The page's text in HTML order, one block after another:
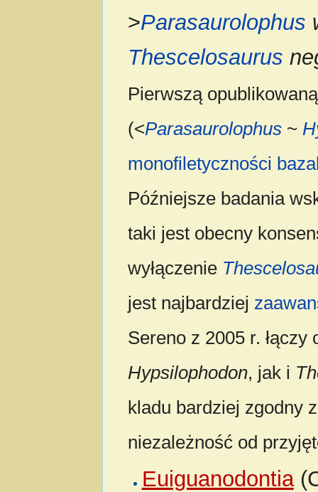
>Parasaurolophus
Thescelosaurus
Pierwszą
(<Parasaurolophus~
monofiletyczności
Późniejsze badania
taki jest obecny
wyłączenie
jest najbardziej
Sereno z 2005 r. łączy
Hypsilophodon, jak i
kladu bardziej zgodny
niezależność od
Euiguanodontia